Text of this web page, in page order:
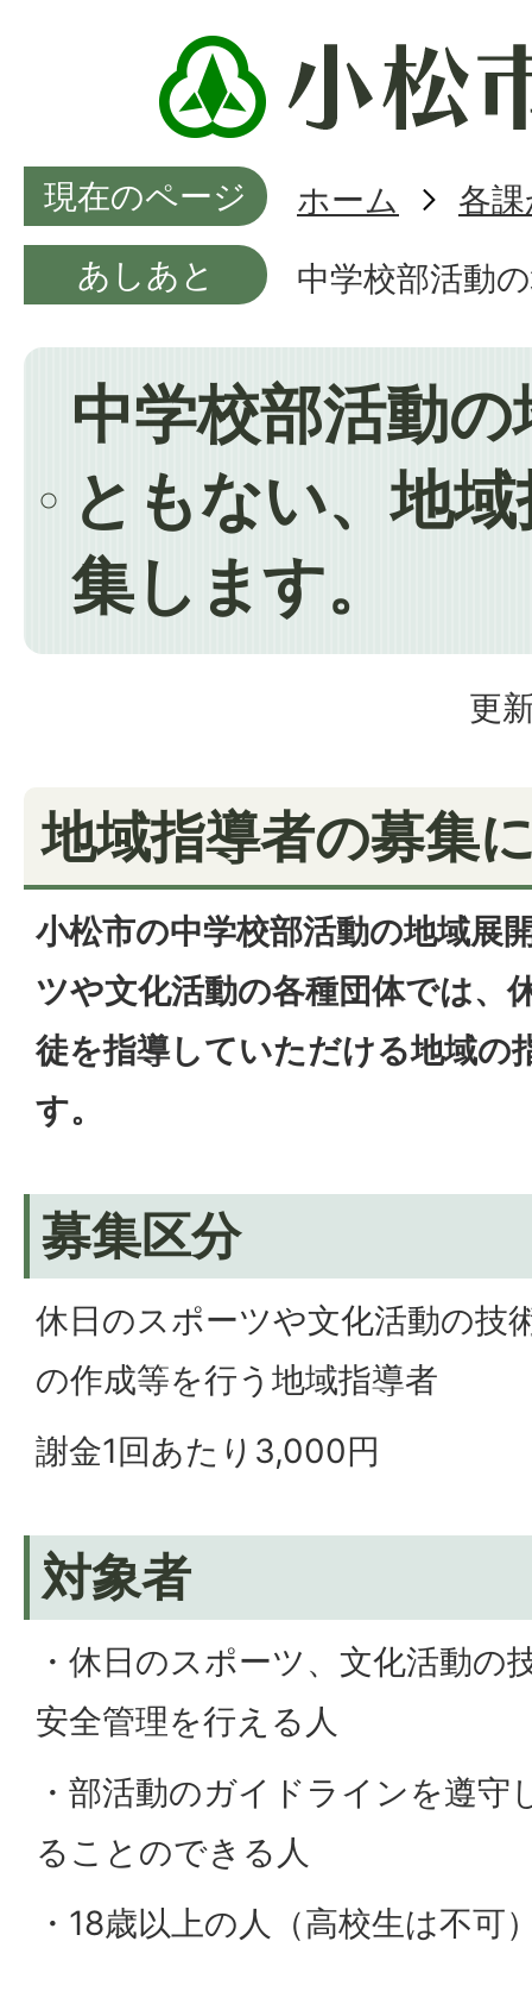
現在のページ ホーム
各
あしあと
中学校部活動
中学校部活動
ともない、地
集します。
更
地域指導者の募集
小松市の中学校部活動の地域展
ツや文化活動の各種団体では、
徒を指導していただける地域の
す。
募集区分
休日のスポーツや文化活動の技
の作成等を行う地域指導者
謝金1回あたり3,000円
対象者
・休日のスポーツ、文化活動の
安全管理を行える人
・部活動のガイドラインを遵守
ることのできる人
・18歳以上の人（高校生は不可